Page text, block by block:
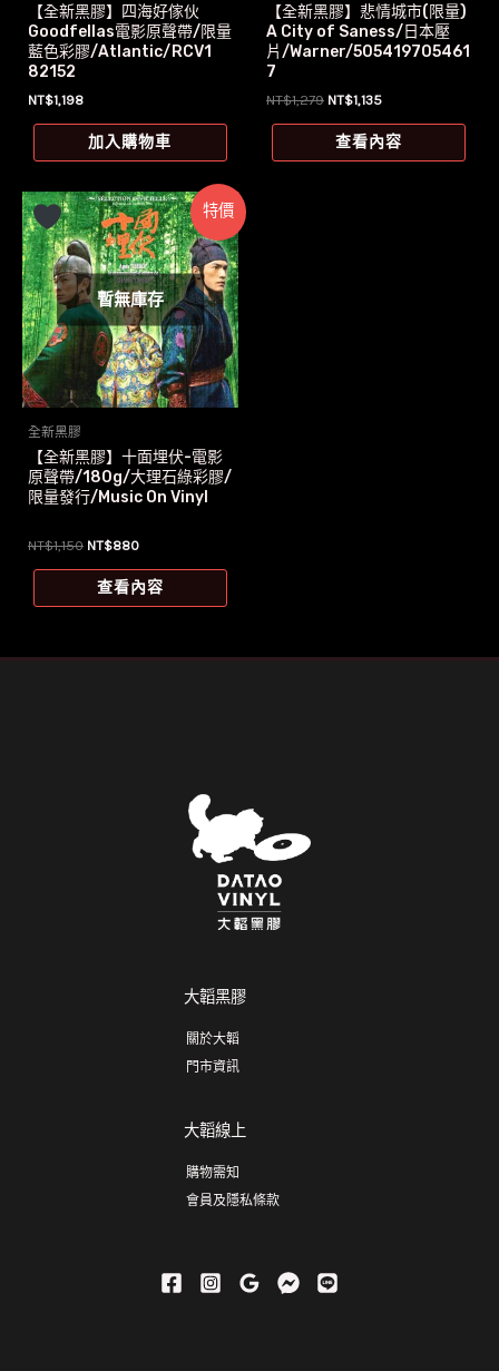
【全新黑膠】四海好傢伙
Goodfellas電影原聲帶/限量
藍色彩膠/Atlantic/RCV1
82152
NT$1,198
加入購物車
【全新黑膠】悲情城市(限量)
A City of Saness/日本壓
片/Warner/505419705461
7
NT$1,279 原
價
格：
NT$1,135目
價
格：
查看內容
特價
暫無庫存
全新黑膠
【全新黑膠】十面埋伏-電影
原聲帶/180g/大理石綠彩膠/
限量發行/Music On Vinyl
NT$1,150 原
價
格：
NT$880目
價
格：
查看內容
大韜黑膠
關於大韜
門市資訊
大韜線上
購物需知
會員及隱私條款